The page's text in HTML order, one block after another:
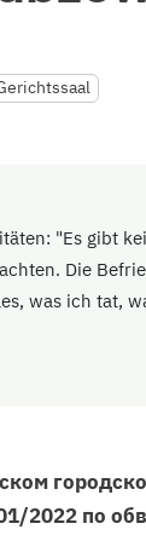
"Es gibt
Die
was ich tat,
2022 по